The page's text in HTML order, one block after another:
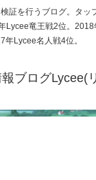
証を行うブログ。タッ
Lycee竜王戦2位。2018
年Lycee名人戦4位。
ブログLycee(